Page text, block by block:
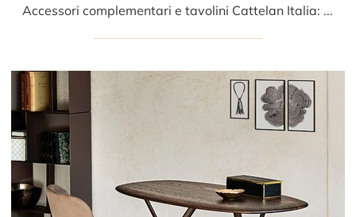
Accessori complementari e tavolini Cattelan Italia: scopri come valorizzare i tuoi interni design con il modello Adrian Wood.